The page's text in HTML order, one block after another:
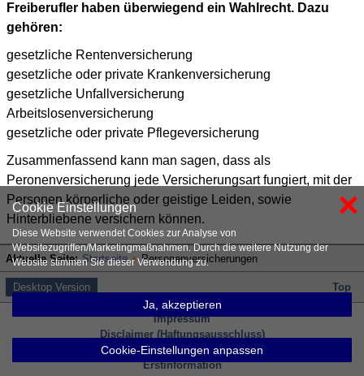
Freiberufler haben überwiegend ein Wahlrecht. Dazu
gehören:
gesetzliche Rentenversicherung
gesetzliche oder private Krankenversicherung
gesetzliche Unfallversicherung
Arbeitslosenversicherung
gesetzliche oder private Pflegeversicherung
Zusammenfassend kann man sagen, dass als
Peronenversicherung jede Versicherungsart fungiert, mit der
Personen körperliche oder geistige Leiden, sowie
Hinterbliebene versichern können.
Aktuelle Seite: Startseite Personenversicherungen
Desktop Version Top
Impressum
Disclaimer (Haftungsausschluss)
Datenschutzerklärung
Erstinformation
×
Cookie Einstellungen
Diese Website verwendet Cookies zur Analyse von
Websitezugriffen/Marketingmaßnahmen. Durch die weitere Nutzung der
Website stimmen Sie dieser Verwendung zu.
Ja, akzeptieren
Cookie-Einstellungen anpassen